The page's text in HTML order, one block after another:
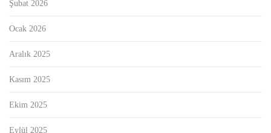
Şubat 2026
Ocak 2026
Aralık 2025
Kasım 2025
Ekim 2025
Eylül 2025